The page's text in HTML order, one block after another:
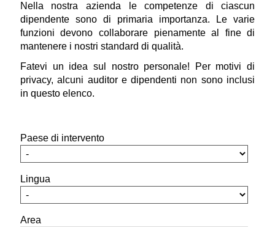
Nella nostra azienda le competenze di ciascun
dipendente sono di primaria importanza. Le varie
funzioni devono collaborare pienamente al fine di
mantenere i nostri standard di qualità.
Fatevi un idea sul nostro personale! Per motivi di
privacy, alcuni auditor e dipendenti non sono inclusi
in questo elenco.
Paese di intervento
Lingua
Area